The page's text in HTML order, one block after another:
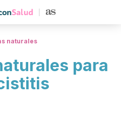
naturales
para